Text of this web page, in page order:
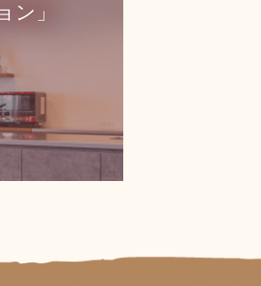
ン」